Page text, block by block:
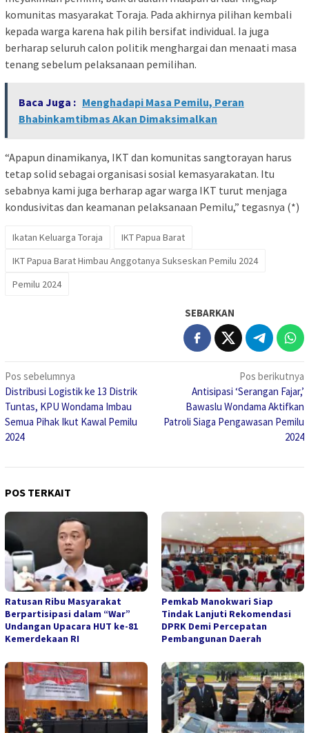
komunitas masyarakat Toraja. Pada akhirnya pilihan kembali
kepada warga karena hak pilih bersifat individual. Ia juga
berharap seluruh calon politik menghargai dan menaati masa
tenang sebelum pelaksanaan pemilihan.
Baca Juga : Menghadapi Masa Pemilu, Peran
Bhabinkamtibmas Akan Dimaksimalkan
“Apapun dinamikanya, IKT dan komunitas sangtorayan harus
tetap solid sebagai organisasi sosial kemasyarakatan. Itu
sebabnya kami juga berharap agar warga IKT turut menjaga
kondusivitas dan keamanan pelaksanaan Pemilu,” tegasnya (*)
Ikatan Keluarga Toraja
IKT Papua Barat
IKT Papua Barat Himbau Anggotanya Sukseskan Pemilu 2024
Pemilu 2024
SEBARKAN
Navigasi
pos
Pos sebelumnya
Distribusi Logistik ke 13 Distrik
Tuntas, KPU Wondama Imbau
Semua Pihak Ikut Kawal Pemilu
2024
Pos berikutnya
Antisipasi ‘Serangan Fajar,’
Bawaslu Wondama Aktifkan
Patroli Siaga Pengawasan Pemilu
2024
POS TERKAIT
Ratusan Ribu Masyarakat
Berpartisipasi dalam “War”
Undangan Upacara HUT ke-81
Kemerdekaan RI
Pemkab Manokwari Siap
Tindak Lanjuti Rekomendasi
DPRK Demi Percepatan
Pembangunan Daerah